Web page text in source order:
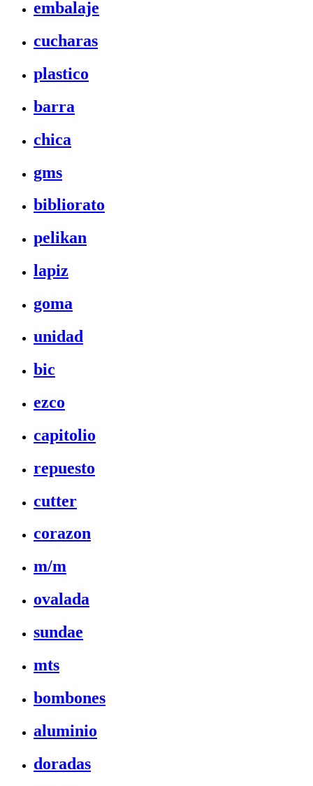
embalaje
cucharas
plastico
barra
chica
gms
bibliorato
pelikan
lapiz
goma
unidad
bic
ezco
capitolio
repuesto
cutter
corazon
m/m
ovalada
sundae
mts
bombones
aluminio
doradas